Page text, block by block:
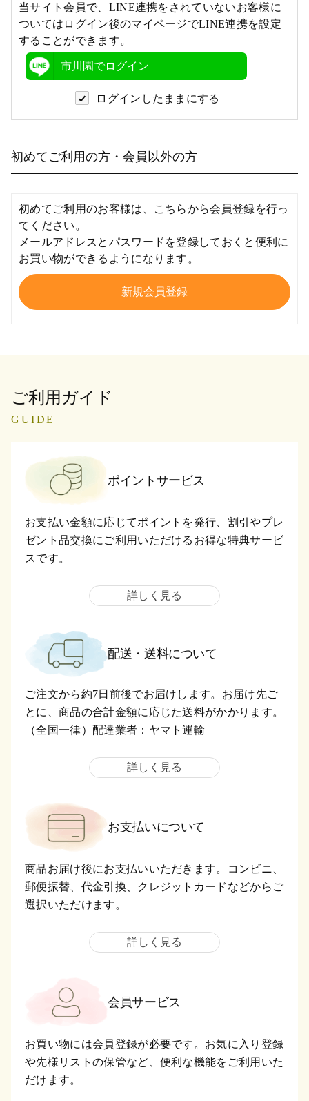
当サイト会員で、LINE連携をされていないお客様に
ついてはログイン後のマイページでLINE連携を設定
することができます。
市川園でログイン
ログインしたままにする
初めてご利用の方・会員以外の方
初めてご利用のお客様は、こちらから会員登録を行っ
てください。
メールアドレスとパスワードを登録しておくと便利に
お買い物ができるようになります。
ご利用ガイド
GUIDE
ポイントサービス
お支払い金額に応じてポイントを発行、割引やプレ
ゼント品交換にご利用いただけるお得な特典サービ
スです。
詳しく見る
配送・送料について
ご注文から約7日前後でお届けします。お届け先ご
とに、商品の合計金額に応じた送料がかかります。
（全国一律）配達業者：ヤマト運輸
詳しく見る
お支払いについて
商品お届け後にお支払いいただきます。コンビニ、
郵便振替、代金引換、クレジットカードなどからご
選択いただけます。
詳しく見る
会員サービス
お買い物には会員登録が必要です。お気に入り登録
や先様リストの保管など、便利な機能をご利用いた
だけます。